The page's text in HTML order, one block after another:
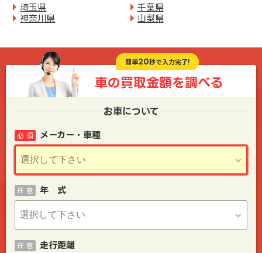
埼玉県
千葉県
神奈川県
山梨県
簡単20秒で入力完了!
車の買取金額を調べる
お車について
メーカー・車種
必 須
年 式
任 意
走行距離
任 意